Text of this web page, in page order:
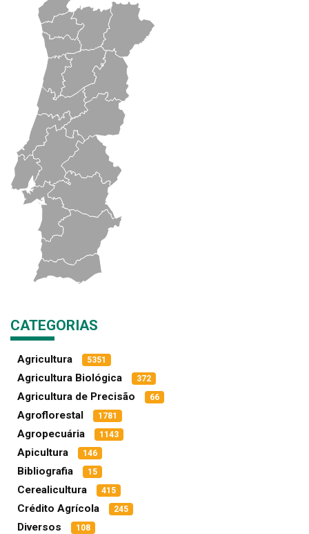
CATEGORIAS
Agricultura 5351
Agricultura Biológica 372
Agricultura de Precisão 66
Agroflorestal 1781
Agropecuária 1143
Apicultura 146
Bibliografia 15
Cerealicultura 415
Crédito Agrícola 245
Diversos 108